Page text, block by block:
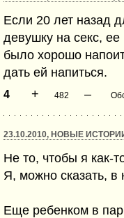
Если 20 лет назад
девушку на секс, ее
было хорошо
дать ей напиться.
4 + 482 –
23.10.2010, НОВЫЕ
Не то, чтобы я как-
Я, можно сказать, в
Еще ребенком в